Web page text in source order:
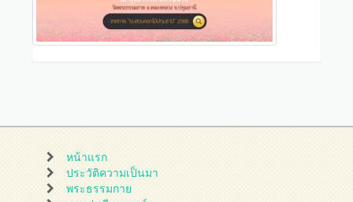
หน้าแรก
ประวัติความเป็นมา
พระธรรมกาย